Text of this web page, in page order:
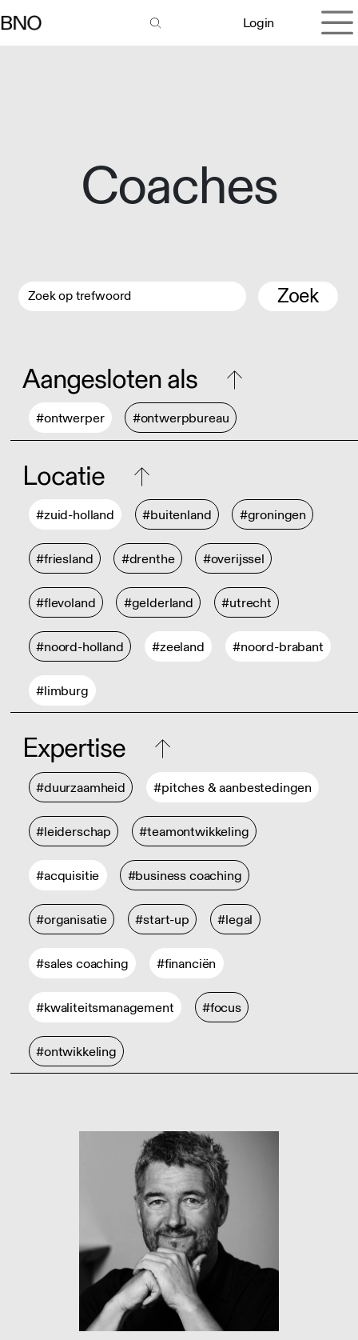
Login
Coaches
Zoek
Aangesloten als
#ontwerper #ontwerpbureau
Locatie
#zuid-holland #buitenland #groningen
#friesland #drenthe #overijssel
#flevoland #gelderland #utrecht
#noord-holland #zeeland #noord-brabant
#limburg
Expertise
#duurzaamheid #pitches & aanbestedingen
#leiderschap #teamontwikkeling
#acquisitie #business coaching
#organisatie #start-up #legal
#sales coaching #financiën
#kwaliteitsmanagement #focus
#ontwikkeling